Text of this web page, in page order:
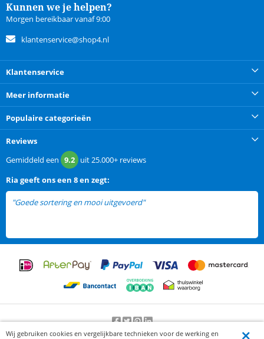
Kunnen we je helpen?
Morgen bereikbaar vanaf 9:00
klantenservice@shop4.nl
Klantenservice
Meer informatie
Populaire categorieën
Reviews
Gemiddeld een 9.2 uit25.000+ reviews
Ria geeft ons een 8 en zegt:
"Goede sortering en mooi uitgevoerd"
Beoordeling door klanten:9.2/10-25000beoordelingen
Wij gebruiken cookies en vergelijkbare technieken voor de werking en